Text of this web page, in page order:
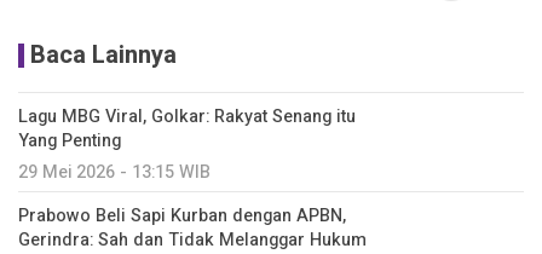
Baca Lainnya
Lagu MBG Viral, Golkar: Rakyat Senang itu
Yang Penting
29 Mei 2026 - 13:15 WIB
Prabowo Beli Sapi Kurban dengan APBN,
Gerindra: Sah dan Tidak Melanggar Hukum